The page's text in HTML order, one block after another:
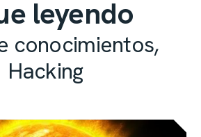
leyendo
conocimientos,
Hacking